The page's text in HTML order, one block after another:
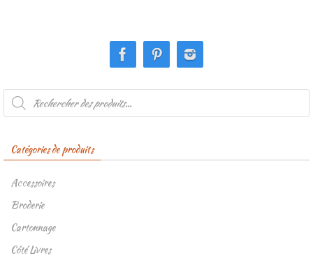
Recherche
produits
Catégories de produits
Accessoires
Broderie
Cartonnage
Côté Livres